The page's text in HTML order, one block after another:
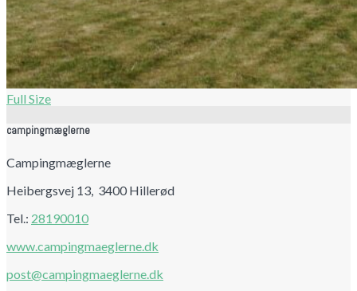
Full Size
campingmæglerne
Campingmæglerne
Heibergsvej 13, 3400 Hillerød
Tel.: 28190010
www.campingmaeglerne.dk
post@campingmaeglerne.dk